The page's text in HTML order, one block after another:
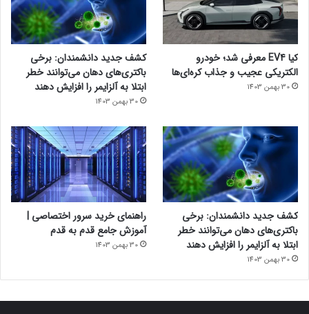
کیا EV4 معرفی شد؛ خودرو
الکتریکی عجیب و جذاب کره‌ای‌ها
30 بهمن 1403
کشف جدید دانشمندان: برخی
باکتری‌های دهان می‌توانند خطر
ابتلا به آلزایمر را افزایش دهند
30 بهمن 1403
کشف جدید دانشمندان: برخی
باکتری‌های دهان می‌توانند خطر
ابتلا به آلزایمر را افزایش دهند
30 بهمن 1403
راهنمای خرید سرور اختصاصی |
آموزش جامع قدم به قدم
30 بهمن 1403